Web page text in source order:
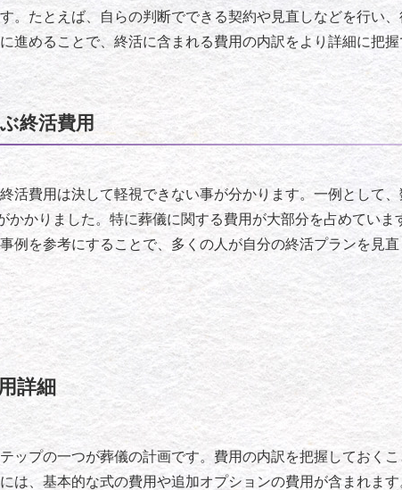
。たとえば、自らの判断でできる契約や見直しなどを行い
進めることで、終活に含まれる費用の内訳をより詳細に把握
終活費用
活費用は決して軽視できない事が分かります。一例として
かかりました。特に葬儀に関する費用が大部分を占めていま
例を参考にすることで、多くの人が自分の終活プランを見
詳細
ップの一つが葬儀の計画です。費用の内訳を把握しておく
は、基本的な式の費用や追加オプションの費用が含まれま